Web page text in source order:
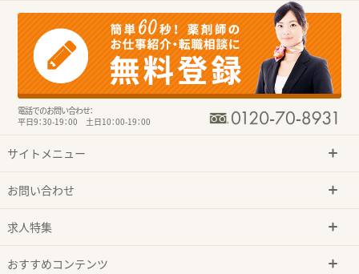
電話でのお問い合わせ：
平日9：30-19：00 土日10：00-19：00
サイトメニュー
お問い合わせ
求人特集
おすすめコンテンツ